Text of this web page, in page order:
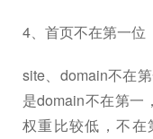
4、首页不在第一位
site、domain不在
是domain不在第一
权重比较低，不